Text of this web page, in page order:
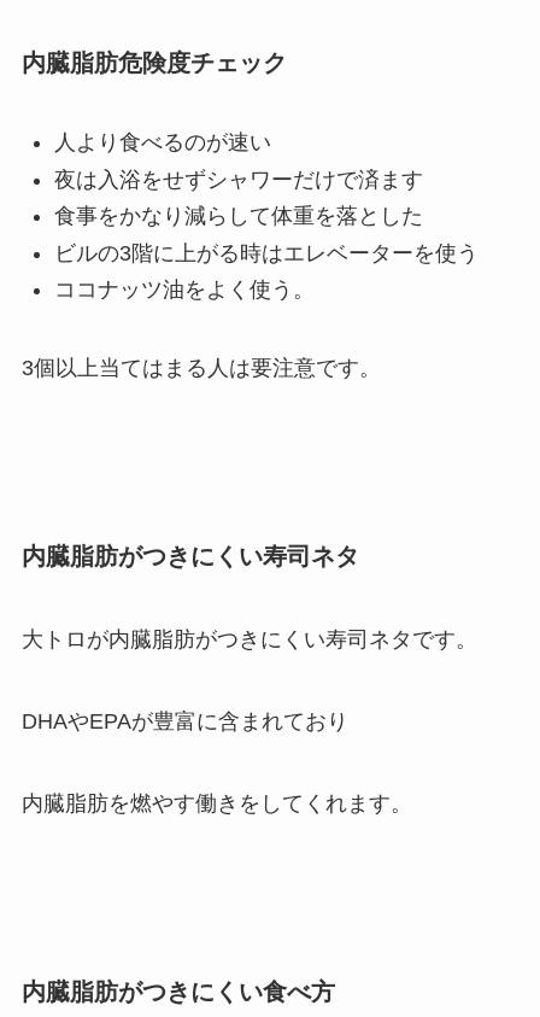
内臓脂肪危険度チェック
人より食べるのが速い
夜は入浴をせずシャワーだけで済ます
食事をかなり減らして体重を落とした
ビルの3階に上がる時はエレベーターを使う
ココナッツ油をよく使う。
3個以上当てはまる人は要注意です。
内臓脂肪がつきにくい寿司ネタ
大トロが内臓脂肪がつきにくい寿司ネタです。
DHAやEPAが豊富に含まれており
内臓脂肪を燃やす働きをしてくれます。
内臓脂肪がつきにくい食べ方